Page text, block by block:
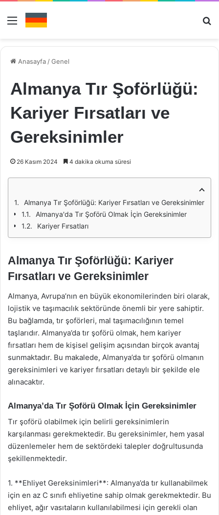
Menü
Anasayfa /Genel
Almanya Tır Şoförlüğü:
Kariyer Fırsatları ve
Gereksinimler
26 Kasım 2024 4 dakika okuma süresi
Almanya Tır Şoförlüğü: Kariyer Fırsatları ve Gereksinimler
Almanya'da Tır Şoförü Olmak İçin Gereksinimler
Kariyer Fırsatları
Almanya Tır Şoförlüğü: Kariyer
Fırsatları ve Gereksinimler
Almanya, Avrupa’nın en büyük ekonomilerinden biri olarak,
lojistik ve taşımacılık sektöründe önemli bir yere sahiptir.
Bu bağlamda, tır şoförleri, mal taşımacılığının temel
taşlarıdır. Almanya’da tır şoförü olmak, hem kariyer
fırsatları hem de kişisel gelişim açısından birçok avantaj
sunmaktadır. Bu makalede, Almanya’da tır şoförü olmanın
gereksinimleri ve kariyer fırsatları detaylı bir şekilde ele
alınacaktır.
Almanya’da Tır Şoförü Olmak İçin Gereksinimler
Tır şoförü olabilmek için belirli gereksinimlerin
karşılanması gerekmektedir. Bu gereksinimler, hem yasal
düzenlemeler hem de sektördeki talepler doğrultusunda
şekillenmektedir.
1. **Ehliyet Gereksinimleri**: Almanya’da tır kullanabilmek
için en az C sınıfı ehliyetine sahip olmak gerekmektedir. Bu
ehliyet, ağır vasıtaların kullanılabilmesi için gerekli olan